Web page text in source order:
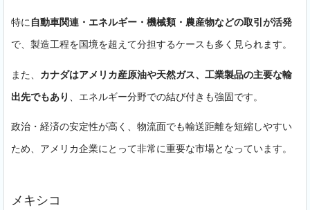
特に自動車関連・エネルギー・機械類・農産物などの取引が活発
で、製造工程を国境を超えて分担するケースも多く見られます。
また、 カナダはアメリカ産原油や天然ガス、工業製品の主要な輸
出先でもあり
、エネルギー分野での結び付きも強固です。
政治・経済の安定性が高く、物流面でも輸送距離を短縮しやすい
ため、アメリカ企業にとって非常に重要な市場となっています。
メキシコ